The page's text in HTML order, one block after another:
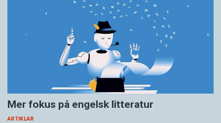
Mer fokus på engelsk litteratur
ARTIKLAR